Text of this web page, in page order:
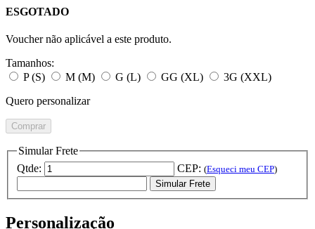
ESGOTADO
Voucher não aplicável a este produto.
Tamanhos:
P (S)
M (M) G (L) GG (XL)
3G (XXL)
Quero personalizar
Comprar
Simular Frete
Qtde:
CEP: (Esqueci meu CEP)
Simular Frete
Personalização